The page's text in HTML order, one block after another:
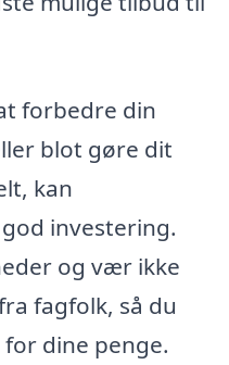
forbedre din
blot gøre dit
kan
investering.
og vær ikke
fagfolk, så du
dine penge.